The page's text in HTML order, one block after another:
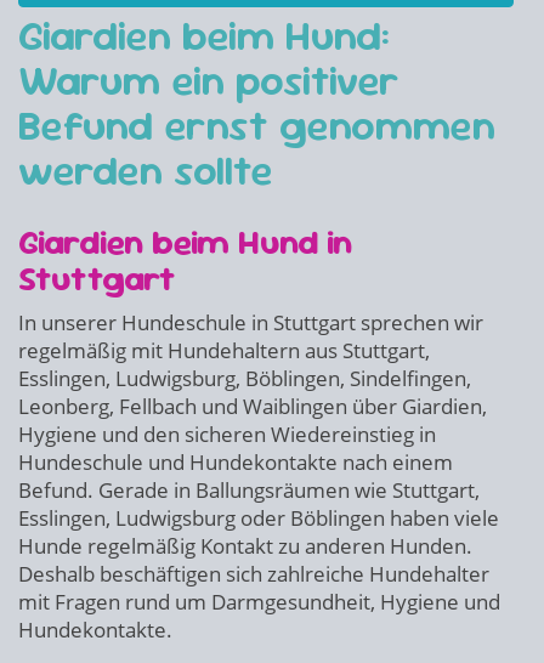
Giardien beim Hund:
Warum ein positiver
Befund ernst genommen
werden sollte
Giardien beim Hund in
Stuttgart
In unserer Hundeschule in Stuttgart sprechen wir
regelmäßig mit Hundehaltern aus Stuttgart,
Esslingen, Ludwigsburg, Böblingen, Sindelfingen,
Leonberg, Fellbach und Waiblingen über Giardien,
Hygiene und den sicheren Wiedereinstieg in
Hundeschule und Hundekontakte nach einem
Befund. Gerade in Ballungsräumen wie Stuttgart,
Esslingen, Ludwigsburg oder Böblingen haben viele
Hunde regelmäßig Kontakt zu anderen Hunden.
Deshalb beschäftigen sich zahlreiche Hundehalter
mit Fragen rund um Darmgesundheit, Hygiene und
Hundekontakte.